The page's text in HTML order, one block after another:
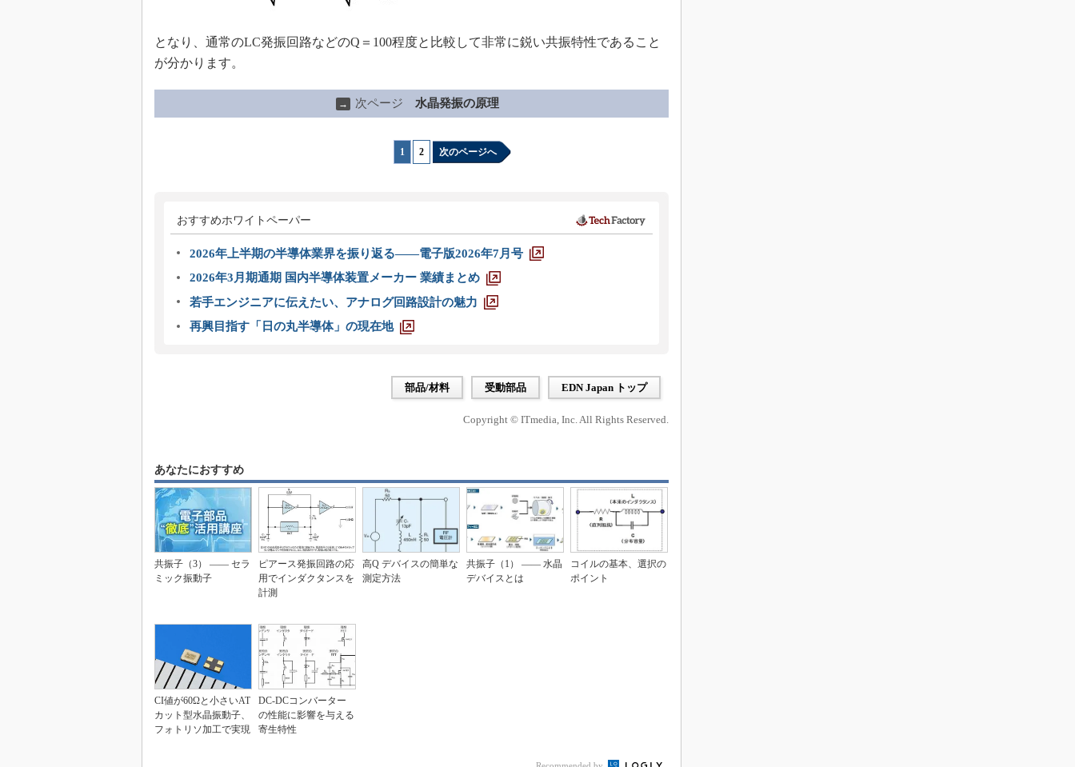
となり、通常のLC発振回路などのQ＝100程度と比較して非常に鋭い共振特性であること
が分かります。
→ 次ページ 水晶発振の原理
1 2 次のページへ
おすすめホワイトペーパー
2026年上半期の半導体業界を振り返る――電子版2026年7月号
2026年3月期通期 国内半導体装置メーカー 業績まとめ
若手エンジニアに伝えたい、アナログ回路設計の魅力
再興目指す「日の丸半導体」の現在地
部品/材料 受動部品 EDN Japan トップ
Copyright © ITmedia, Inc. All Rights Reserved.
あなたにおすすめ
共振子（3） ―― セラ
ミック振動子
ピアース発振回路の応
用でインダクタンスを
計測
高Q デバイスの簡単な
測定方法
共振子（1） ―― 水晶
デバイスとは
コイルの基本、選択の
ポイント
CI値が60Ωと小さいAT
カット型水晶振動子、
フォトリソ加工で実現
DC-DCコンバーター
の性能に影響を与える
寄生特性